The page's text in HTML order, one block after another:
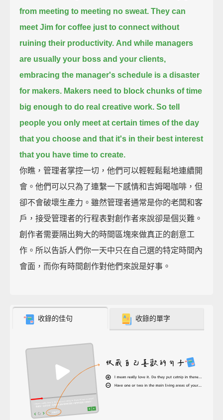
from meeting to meeting no sweat. They can
meet Jim for coffee just to connect without
ruining their productivity. And while managers
are usually your boss and your clients,
embracing the manager's schedule is a disaster
for makers. Makers need to block chunks of time
big enough to do real creative work. So tell
people you only meet at certain times of the day
that you choose and that it's in their best interest
that you have time to create.
你瞧，管理者掌控一切，他們可以輕輕鬆鬆地連續開
會。他們可以只為了連繫一下感情和吉姆喝咖啡，但
卻不會破壞生產力。雖然管理者通常是你的老闆和客
戶，接受管理者的行程表對創作者來說卻是個災難。
創作者需要隔出夠大的時間區塊來做真正的創意工
作。所以告訴人們你一天中只在自己選的特定時間內
會面，而你有時間創作對他們來說是好事。
收錄的佳句 收錄的單字